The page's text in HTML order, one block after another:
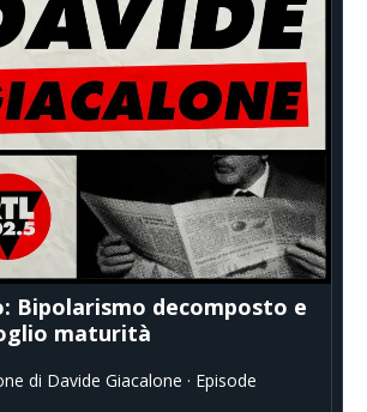
Bipolarismo decomposto e
maturità
di Davide Giacalone · Episode